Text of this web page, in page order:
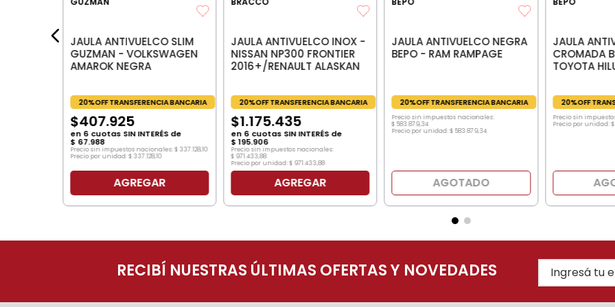
JAULA ANTIVUELCO SLIM
GUZMAN - VOLKSWAGEN
AMAROK NEGRA
20%OFF TRANSFERENCIA BANCARIA
$407.925
en 6 cuotas SIN INTERÉS de
$ 67.988
Precio sin impuestos nacionales:$ 337.128,10
Precio por unidad:$ 337.128,10
AGREGAR
JAULA ANTIVUELCO INOX -
NISSAN NP300 FRONTIER
2016+/RENAULT ALASKAN
20%OFF TRANSFERENCIA BANCARIA
$1.175.435
en 6 cuotas SIN INTERÉS de
$ 195.906
Precio sin impuestos nacionales:
$ 971.433,88
Precio por unidad: $ 971.433,88
AGREGAR
JAULA ANTIVUELCO NEGRA
BEPO - RAM RAMPAGE
20%OFF TRANSFERENCIA BANCARIA
Precio sin impuestos nacionales:
$ 583.879,34
Precio por unidad: $ 583.879,34
AGOTADO
JAULA
CROMADA
TOYOTA
20%OFF
Precio sin
Precio por unidad:$
RECIBÍ NUESTRAS ÚLTIMAS OFERTAS Y NOVEDADES